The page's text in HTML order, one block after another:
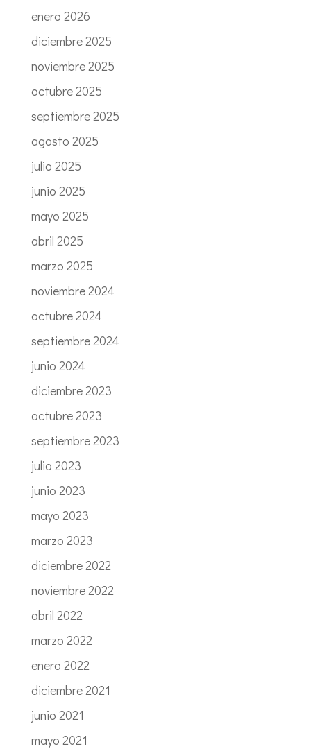
enero 2026
diciembre 2025
noviembre 2025
octubre 2025
septiembre 2025
agosto 2025
julio 2025
junio 2025
mayo 2025
abril 2025
marzo 2025
noviembre 2024
octubre 2024
septiembre 2024
junio 2024
diciembre 2023
octubre 2023
septiembre 2023
julio 2023
junio 2023
mayo 2023
marzo 2023
diciembre 2022
noviembre 2022
abril 2022
marzo 2022
enero 2022
diciembre 2021
junio 2021
mayo 2021